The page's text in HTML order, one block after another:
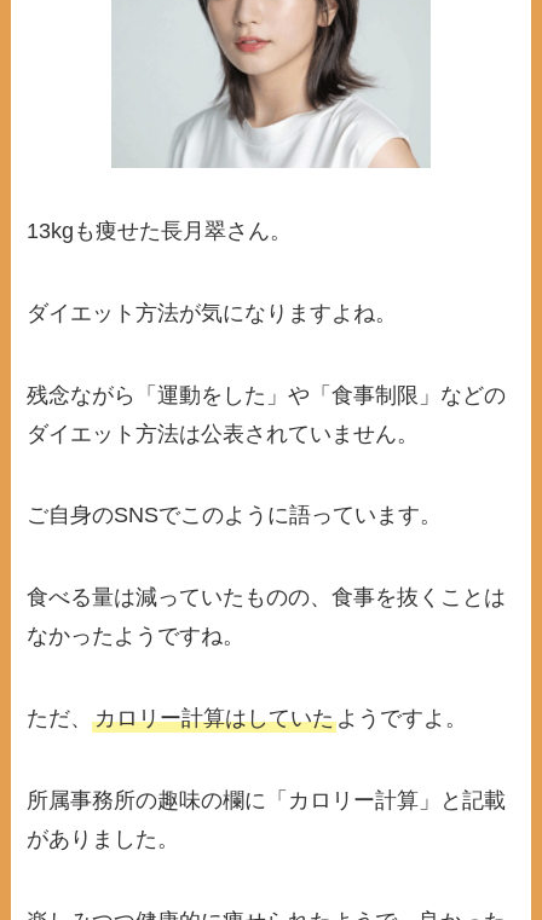
13kgも痩せた長月翠さん。
ダイエット方法が気になりますよね。
残念ながら「運動をした」や「食事制限」などの
ダイエット方法は公表されていません。
ご自身のSNSでこのように語っています。
食べる量は減っていたものの、食事を抜くことは
なかったようですね。
ただ、カロリー計算はしていたようですよ。
所属事務所の趣味の欄に「カロリー計算」と記載
がありました。